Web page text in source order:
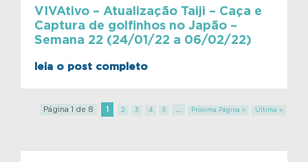
VIVAtivo – Atualização Taiji – Caça e
Captura de golfinhos no Japão –
Semana 22 (24/01/22 a 06/02/22)
leia o post completo
Página 1 de 8 1 2 3 4 5 Próxima Página » Última »